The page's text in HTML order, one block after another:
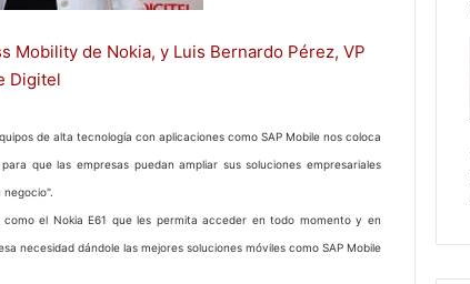
Mobility de Nokia, y Luis Bernardo Pérez, VP
Digitel
de alta tecnología con aplicaciones como SAP Mobile nos coloca
que las empresas puedan ampliar sus soluciones empresariales
el Nokia E61 que les permita acceder en todo momento y en
necesidad dándole las mejores soluciones móviles como SAP Mobile